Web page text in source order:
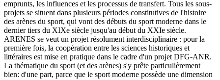
emprunts, les influences et les processus de transfert. Tous les sous-
projets se situent dans plusieurs périodes constitutives de l'histoire
des arènes du sport, qui vont des débuts du sport moderne dans le
dernier tiers du XIXe siècle jusqu'au début du XXIe siècle.
ARENES se veut un projet résolument interdisciplinaire : pour la
première fois, la coopération entre les sciences historiques et
littéraires est mise en pratique dans le cadre d'un projet DFG-ANR.
La thématique du sport (et des arènes) s'y prête particulièrement
bien: d'une part, parce que le sport moderne possède une dimension